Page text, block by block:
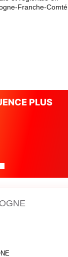
Franche-Comté.
PLUS